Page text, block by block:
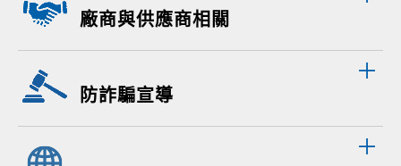
廠商與供應商相關
防詐騙宣導